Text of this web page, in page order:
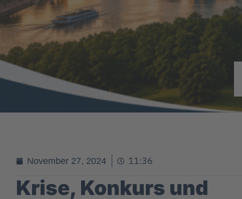
November 27, 2024 11:36
Krise, Konkurs und